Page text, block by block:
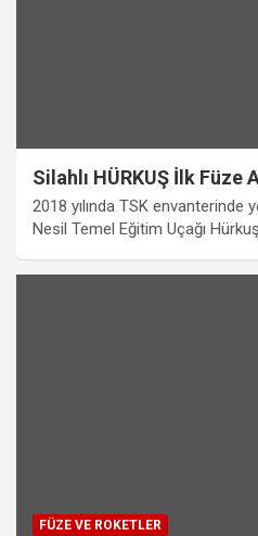
Silahlı HÜRKUŞ İlk Füze
2018 yılında TSK envanterinde
Nesil Temel Eğitim Uçağı
FÜZE VE ROKETLER